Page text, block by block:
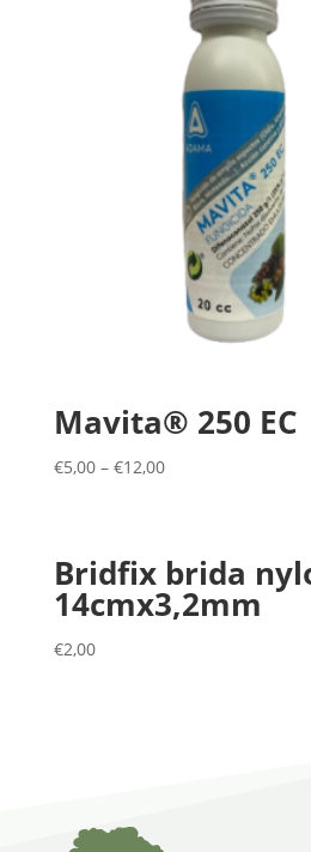
Mavita® 250 EC
€5,00– €12,00
Bridfix brida
14cmx3,2mm
€2,00